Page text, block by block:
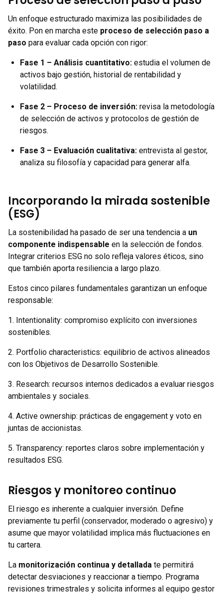
Un enfoque estructurado maximiza las posibilidades de
éxito. Pon en marcha este proceso de selección paso a
paso para evaluar cada opción con rigor:
Fase 1 – Análisis cuantitativo: estudia el volumen de
activos bajo gestión, historial de rentabilidad y
volatilidad.
Fase 2 – Proceso de inversión: revisa la metodología
de selección de activos y protocolos de gestión de
riesgos.
Fase 3 – Evaluación cualitativa: entrevista al gestor,
analiza su filosofía y capacidad para generar alfa.
Incorporando la mirada sostenible
(ESG)
La sostenibilidad ha pasado de ser una tendencia a un
componente indispensable en la selección de fondos.
Integrar criterios ESG no solo refleja valores éticos, sino
que también aporta resiliencia a largo plazo.
Estos cinco pilares fundamentales garantizan un enfoque
responsable:
1. Intentionality: compromiso explícito con inversiones
sostenibles.
2. Portfolio characteristics: equilibrio de activos alineados
con los Objetivos de Desarrollo Sostenible.
3. Research: recursos internos dedicados a evaluar riesgos
ambientales y sociales.
4. Active ownership: prácticas de engagement y voto en
juntas de accionistas.
5. Transparency: reportes claros sobre implementación y
resultados ESG.
Riesgos y monitoreo continuo
El riesgo es inherente a cualquier inversión. Define
previamente tu perfil (conservador, moderado o agresivo) y
asume que mayor volatilidad implica más fluctuaciones en
tu cartera.
La monitorización continua y detallada te permitirá
detectar desviaciones y reaccionar a tiempo. Programa
revisiones trimestrales y solicita informes al equipo gestor